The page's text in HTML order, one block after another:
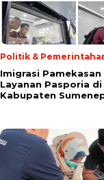
Politik &
Imigrasi Pamekasan
Layanan Pasporia di
Kabupaten